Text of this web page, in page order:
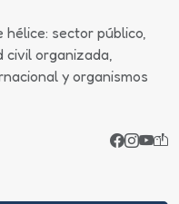
sector público,
civil organizada,
y organismos